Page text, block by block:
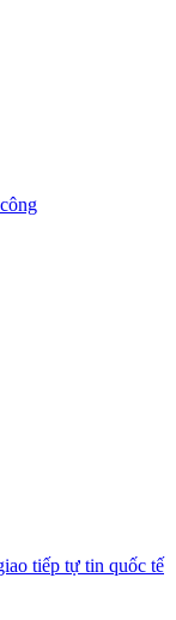
tiếp tự tin quốc tế